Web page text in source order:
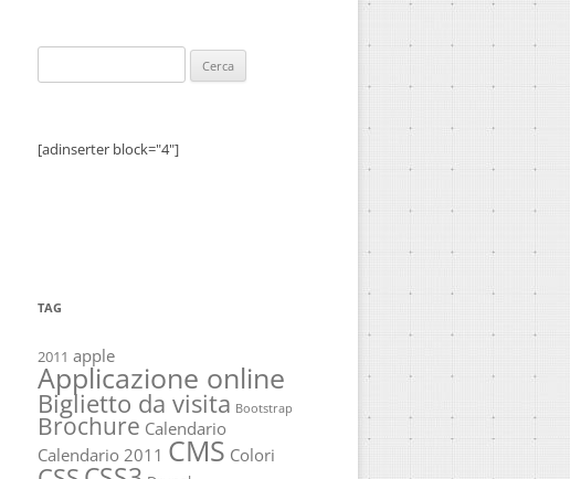
per:
[adinserter block="4"]
TAG
2011 apple
Applicazione online
Biglietto da visita Bootstrap
Brochure Calendario
Calendario 2011 CMS Colori